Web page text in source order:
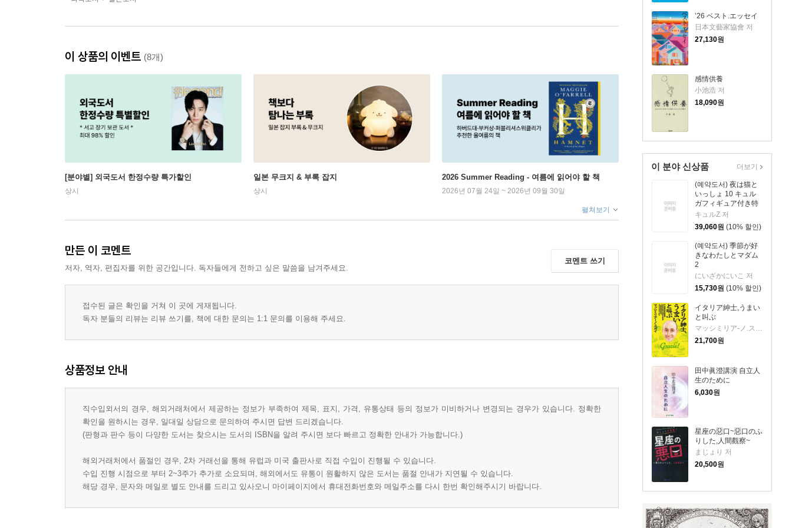
’26 ベスト.エッセイ
日本文藝家協會 저
27,130원
感情供養
小池浩 저
18,090원
이 분야 신상품
(예약도서) 夜は猫と
いっしょ 10 キュル
ガフィギュア付き特
裝版
キュルZ 저
39,060원 (10% 할인)
(예약도서) 季節が好
きなわたしとマダム
2
にいざかにいこ 저
15,730원 (10% 할인)
イタリア紳士,うまい
と叫ぶ
21,700원
田中眞澄講演 自立人
生のために
6,030원
星座の惡口~惡口のふ
りした,人間觀察~
まじょり 저
20,500원
더보기
이 상품의 이벤트 (8개)
[분야별] 외국도서 한정수량 특가할인
상시
일본 무크지 & 부록 잡지
상시
2026 Summer Reading - 여름에 읽어야 할 책
2026년 07월 24일 ~ 2026년 09월 30일
펼쳐보기
만든 이 코멘트
저자, 역자, 편집자를 위한 공간입니다. 독자들에게 전하고 싶은 말씀을 남겨주세요.
코멘트 쓰기
접수된 글은 확인을 거쳐 이 곳에 게재됩니다.
독자 분들의 리뷰는 리뷰 쓰기를, 책에 대한 문의는 1:1 문의를 이용해 주세요.
상품정보 안내
직수입외서의 경우, 해외거래처에서 제공하는 정보가 부족하여 제목, 표지, 가격, 유통상태 등의 정보가 미비하거나 변경되는 경우가 있습니다. 정확한
확인을 원하시는 경우, 일대일 상담으로 문의하여 주시면 답변 드리겠습니다.
(판형과 판수 등이 다양한 도서는 찾으시는 도서의 ISBN을 알려 주시면 보다 빠르고 정확한 안내가 가능합니다.)
해외거래처에서 품절인 경우, 2차 거래선을 통해 유럽과 미국 출판사로 직접 수입이 진행될 수 있습니다.
수입 진행 시점으로 부터 2~3주가 추가로 소요되며, 해외에서도 유통이 원활하지 않은 도서는 품절 안내가 지연될 수 있습니다.
해당 경우, 문자와 메일로 별도 안내를 드리고 있사오니 마이페이지에서 휴대전화번호와 메일주소를 다시 한번 확인해주시기 바랍니다.